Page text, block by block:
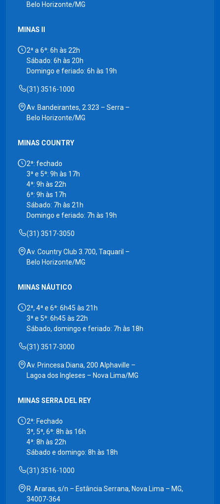
Belo Horizonte/MG
MINAS II
2ª a 6ª: 6h às 22h
Sábado: 6h às 20h
Domingo e feriado: 6h às 19h
(31) 3516-1000
Av. Bandeirantes, 2.323 – Serra –
Belo Horizonte/MG
MINAS COUNTRY
2ª: fechado
3ª e 5ª: 9h às 17h
4ª: 9h às 22h
6ª: 9h às 17h
Sábado: 7h às 21h
Domingo e feriado: 7h às 19h
(31) 3517-3050
Av. Country Club 3.700, Taquaril –
Belo Horizonte/MG
MINAS NÁUTICO
2ª, 4ª e 6ª: 6h45 às 21h
3ª e 5ª: 6h45 às 22h
Sábado, domingo e feriado: 7h às 18h
(31) 3517-3000
Av. Princesa Diana, 200 Alphaville –
Lagoa dos Ingleses – Nova Lima/MG
MINAS SERRA DEL REY
2ª: Fechado
3ª, 5ª, 6ª: 8h às 16h
4ª: 8h às 22h
Sábado e domingo: 8h às 18h
(31) 3516-1000
R. Araras, s/n – Estância Serrana, Nova Lima – MG,
34007-364